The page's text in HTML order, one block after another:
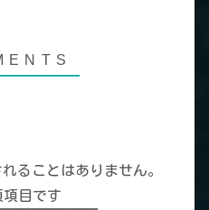
ることはありません。
目です